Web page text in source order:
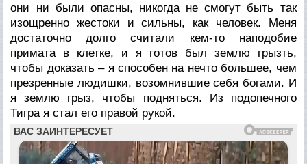
они ни были опасны, никогда не смогут быть так
изощренно жестоки и сильны, как человек. Меня
достаточно долго считали кем-то наподобие
примата в клетке, и я готов был землю грызть,
чтобы доказать – я способен на нечто большее, чем
презренные людишки, возомнившие себя богами. И
я землю грыз, чтобы подняться. Из подопечного
Тигра я стал его правой рукой.